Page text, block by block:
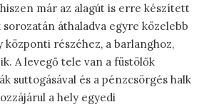
már az alagút is erre készített
áthaladva egyre közelebb
központi részéhez, a barlanghoz,
A levegő tele van a füstölők
suttogásával és a pénzcsörgés halk
a hely egyedi